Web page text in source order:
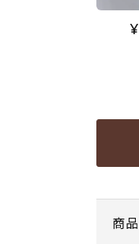
¥
商品